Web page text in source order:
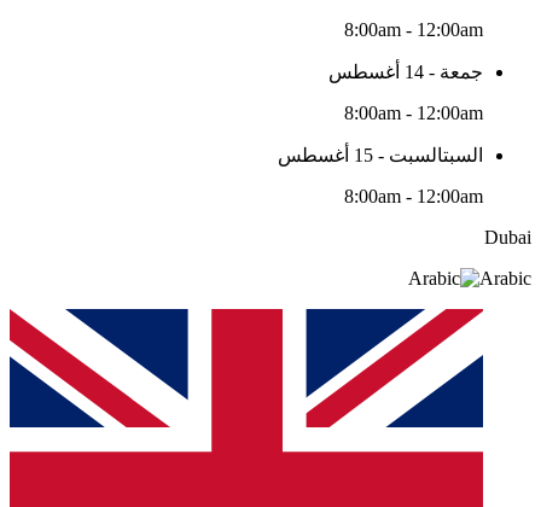
8:00am - 12:00am
جمعة - 14 أغسطس
8:00am - 12:00am
السبتالسبت - 15 أغسطس
8:00am - 12:00am
Dubai
Arabic